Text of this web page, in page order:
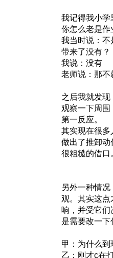
我记得我小学
你怎么老是作
我当时说：不
带来了没有？
我说：没有
老师说：那不
之后我就发现
观察一下周围
第一反应。
其实现在很多
做出了推卸动
很粗糙的借口
另外一种情
观。其实这点
响，并受它
是需要改一下
甲：为什么到
乙：刚才c在